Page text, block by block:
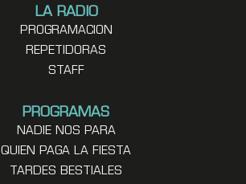
LA RADIO
PROGRAMACION
REPETIDORAS
STAFF
PROGRAMAS
NADIE NOS PARA
QUIEN PAGA LA FIESTA
TARDES BESTIALES